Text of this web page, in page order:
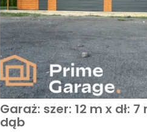
Garaż: szer: 12 m x dł:
dąb